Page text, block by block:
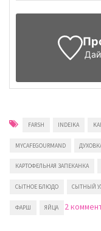
FARSH INDEIKA
MYCAFEGOURMAND
КАРТОФЕЛЬНАЯ ЗАПЕКАНКА
СЫТНОЕ БЛЮДО СЫТНЫЙ
ФАРШ ЯЙЦА 2